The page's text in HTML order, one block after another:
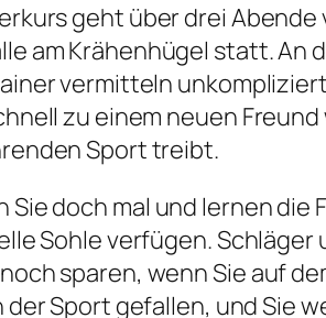
geht über drei Abende
am Krähenhügel statt. An
vermitteln
zu einem neuen
Sport treibt.
Sie doch mal und lernen
Sohle verfügen. Schläger
sparen, wenn Sie auf
der Sport gefallen, und Sie